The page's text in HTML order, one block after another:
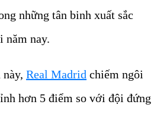
những tân binh xuất sắc
năm nay.
này, Real Madrid chiếm ngôi
hơn 5 điểm so với đội đứng